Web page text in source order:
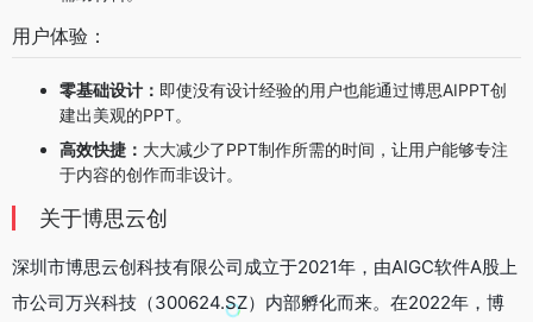
用户体验：
零基础设计： 即使没有设计经验的用户也能通过博思AIPPT创
建出美观的PPT。
高效快捷： 大大减少了PPT制作所需的时间，让用户能够专注
于内容的创作而非设计。
关于博思云创
深圳市博思云创科技有限公司成立于2021年，由AIGC软件A股上
市公司万兴科技（300624.SZ）内部孵化而来。在2022年，博